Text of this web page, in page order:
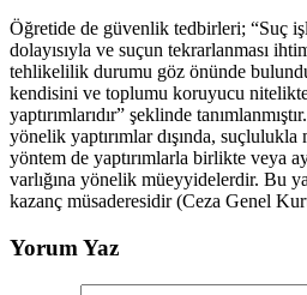
Öğretide de güvenlik tedbirleri; “Suç
dolayısıyla ve suçun tekrarlanması
tehlikelilik durumu göz önünde
kendisini ve toplumu koruyucu
yaptırımlarıdır” şeklinde
yönelik yaptırımlar dışında,
yöntem de yaptırımlarla birlikte veya
varlığına yönelik müeyyidelerdir. Bu
kazanç müsaderesidir (Ceza Genel
Yorum Yaz